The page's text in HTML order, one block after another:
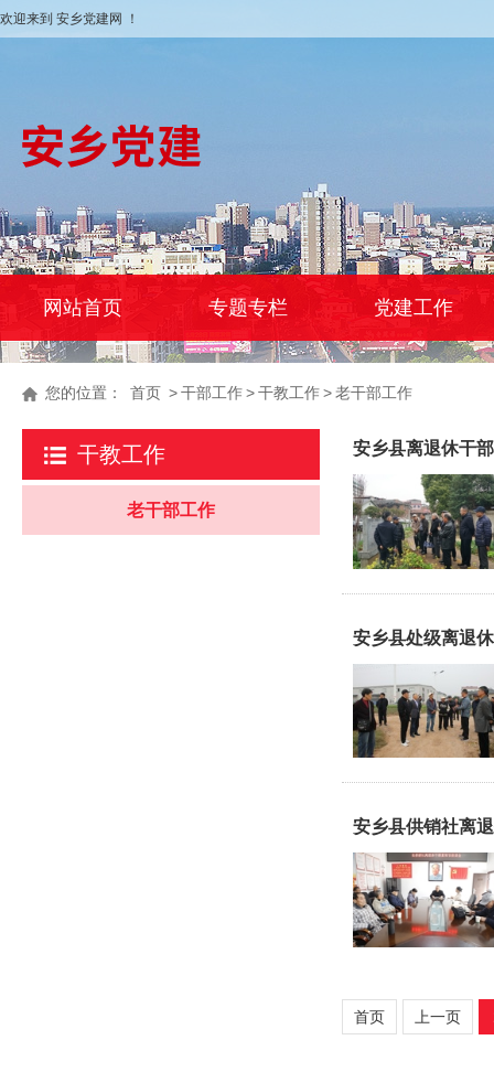
欢迎来到 安乡党建网 ！
网站首页 专题专栏 党建工作
您的位置： 首页 >干部工作>干教工作>老干部工作
干教工作
老干部工作
安乡县离退休干
安乡县处级离退
安乡县供销社离
首页 上一页